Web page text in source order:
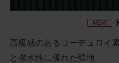
NEW
高級感のあるコーデュロイ
と撥水性に優れた張地